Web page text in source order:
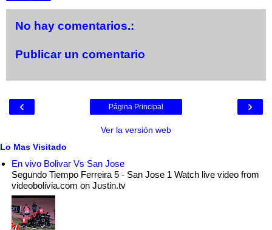
No hay comentarios.:
Publicar un comentario
‹ ›
Página Principal
Ver la versión web
Lo Mas Visitado
En vivo Bolivar Vs San Jose
Segundo Tiempo Ferreira 5 - San Jose 1 Watch live video from
videobolivia.com on Justin.tv